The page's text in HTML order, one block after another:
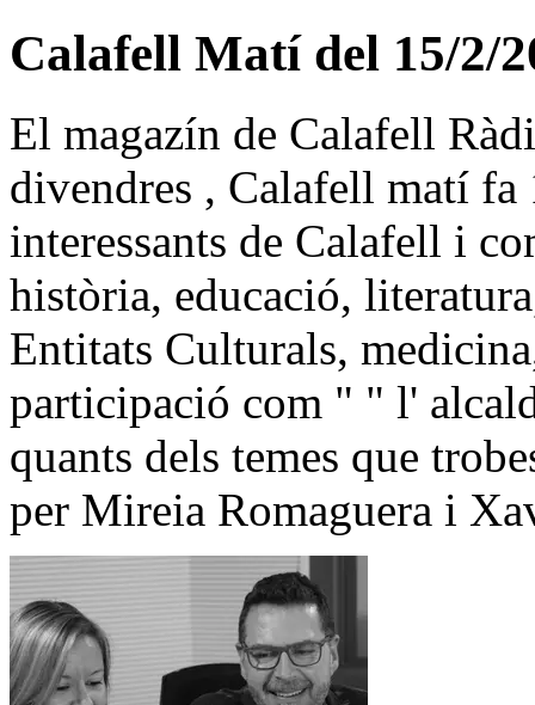
Calafell Matí del 15/2/
El magazín de Calafell
divendres , Calafell matí fa
interessants de Calafell i
història, educació,
Entitats Culturals,
participació com " " l'
quants dels temes que
per Mireia Romaguera i